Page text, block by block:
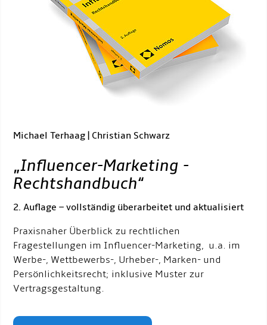
Michael Terhaag | Christian Schwarz
„Influencer-Marketing -
Rechtshandbuch“
2. Auflage – vollständig überarbeitet und aktualisiert
Praxisnaher Überblick zu rechtlichen
Fragestellungen im Influencer-Marketing, u.a. im
Werbe-, Wettbewerbs-, Urheber-, Marken- und
Persönlichkeitsrecht; inklusive Muster zur
Vertragsgestaltung.